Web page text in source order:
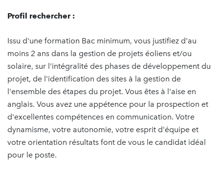
Profil rechercher :
Issu d'une formation Bac minimum, vous justifiez d'au
moins 2 ans dans la gestion de projets éoliens et/ou
solaire, sur l'intégralité des phases de développement du
projet, de l'identification des sites à la gestion de
l'ensemble des étapes du projet. Vous êtes à l'aise en
anglais. Vous avez une appétence pour la prospection et
d'excellentes compétences en communication. Votre
dynamisme, votre autonomie, votre esprit d'équipe et
votre orientation résultats font de vous le candidat idéal
pour le poste.